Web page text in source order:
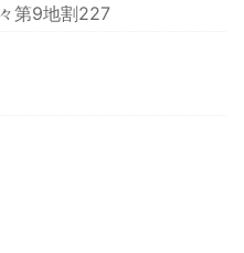
第9地割227